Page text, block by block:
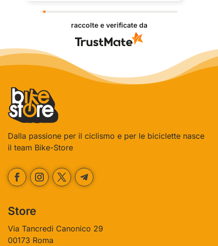
servizio giusto a clienti così fantastici. Grazie
raccolte e verificate da
Dalla passione per il ciclismo e per le biciclette nasce
il team Bike-Store
Store
Via Tancredi Canonico 29
00173 Roma